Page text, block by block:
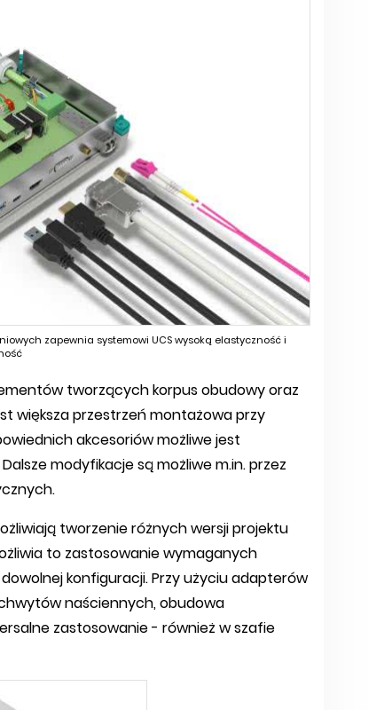
zapewnia systemowi UCS wysoką elastyczność i
tworzących korpus obudowy oraz
większa przestrzeń montażowa przy
akcesoriów możliwe jest
modyfikacje są możliwe m.in. przez
tworzenie różnych wersji projektu
to zastosowanie wymaganych
konfiguracji. Przy użyciu adapterów
naściennych, obudowa
zastosowanie - również w szafie